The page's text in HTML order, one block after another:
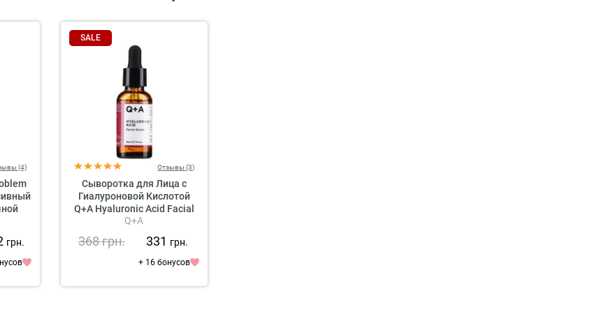
(4)
грн.
SALE
Отзывы (3)
Сыворотка для Лица с
Гиалуроновой Кислотой
Q+A Hyaluronic Acid Facial
Serum
Q+A
368грн. 331 грн.
+ 16 бонусов